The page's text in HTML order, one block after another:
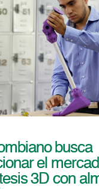
busca
el
3D con